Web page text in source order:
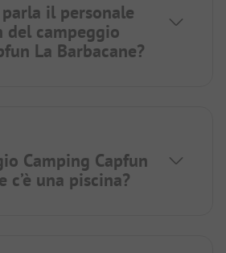
il personale
del campeggio
La Barbacane?
Camping Capfun
c’è una piscina?